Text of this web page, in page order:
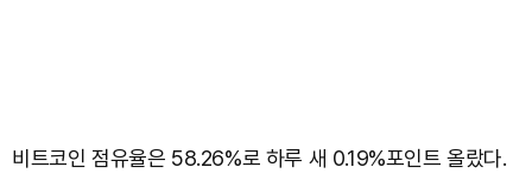
비트코인 점유율은 58.26%로 하루 새 0.19%포인트 올랐다.